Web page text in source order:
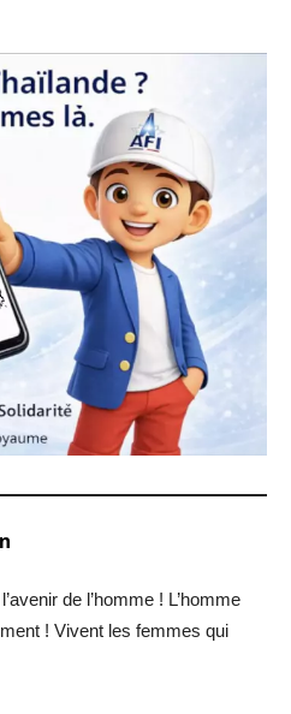
de l’homme ! L’homme
! Vivent les femmes qui